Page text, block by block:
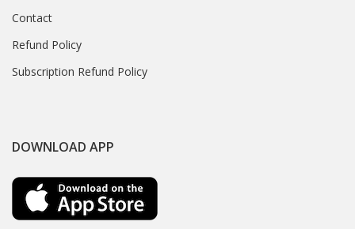
Contact
Refund Policy
Subscription Refund Policy
DOWNLOAD APP